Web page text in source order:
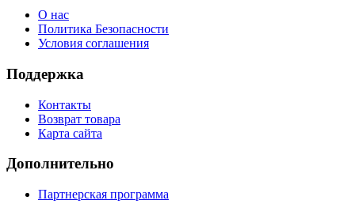
О нас
Политика Безопасности
Условия соглашения
Поддержка
Контакты
Возврат товара
Карта сайта
Дополнительно
Партнерская программа